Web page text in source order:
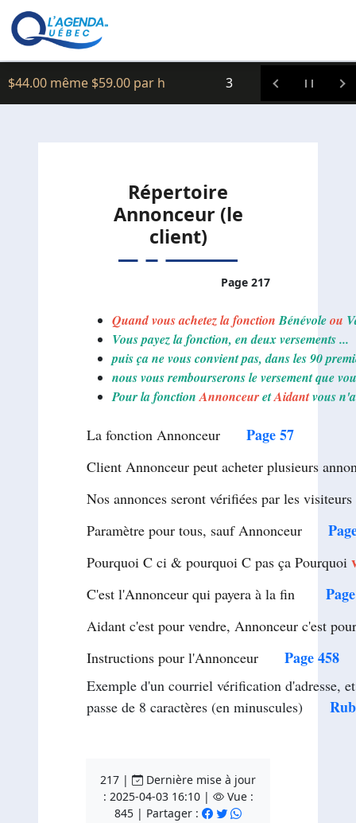
Clic icitte :
$44.00 même $59.00 par h 3
Répertoire
Annonceur (le
client)
Page 217
Quand vous achetez la fonctionBénévoleou
Vous payez la fonction, en deux versements ...
puis ça ne vous convient pas, dans les 90
nous vous rembourserons le versement que
Pour la fonctionAnnonceuretAidantvous
La fonction Annonceur Page 57
Client Annonceur peut acheter plusieurs
Nos annonces seront vérifiées par les
Paramètre pour tous, sauf Annonceur
Pourquoi C ci & pourquoi C pas ça Pourquoi
C'est l'Annonceur qui payera à la fin
Aidant c'est pour vendre, Annonceur c'est
Instructions pour l'Annonceur Page 458
Exemple d'un courriel vérification d'adresse,
passe de 8 caractères (en minuscules)
217 |
Dernière mise à jour
: 2025-04-03 16:10 |
Vue :
845 | Partager :